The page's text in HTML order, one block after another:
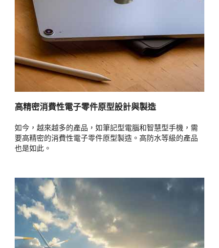
高精密消費性電子零件原型設計與製造
如今，越來越多的產品，如筆記型電腦和智慧型手機，需
要高精密的消費性電子零件原型製造。高防水等級的產品
也是如此。